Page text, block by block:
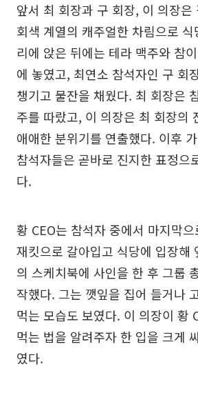
앞서 최 회장과 구 회장, 이 의장은
회색 계열의 캐주얼한 차림으로
리에 앉은 뒤에는 테라 맥주와 참
에 놓였고, 최연소 참석자인 구 회
챙기고 물잔을 채웠다. 최 회장은
주를 따랐고, 이 의장은 최 회장의
애애한 분위기를 연출했다. 이후
참석자들은 곧바로 진지한 표정으
다.
황 CEO는 참석자 중에서 마지막
재킷으로 갈아입고 식당에 입장해
의 스케치북에 사인을 한 후 그룹
작했다. 그는 깻잎을 집어 들거나
먹는 모습도 보였다. 이 의장이 황
먹는 법을 알려주자 한 입을 크게
였다.